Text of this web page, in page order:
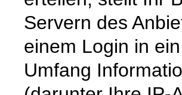
Servern des
einem Login in
Umfang